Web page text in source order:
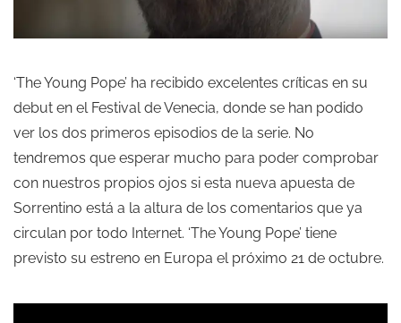
‘The Young Pope’ ha recibido excelentes críticas en su
debut en el Festival de Venecia, donde se han podido
ver los dos primeros episodios de la serie. No
tendremos que esperar mucho para poder comprobar
con nuestros propios ojos si esta nueva apuesta de
Sorrentino está a la altura de los comentarios que ya
circulan por todo Internet. ‘The Young Pope’ tiene
previsto su estreno en Europa el próximo 21 de octubre.